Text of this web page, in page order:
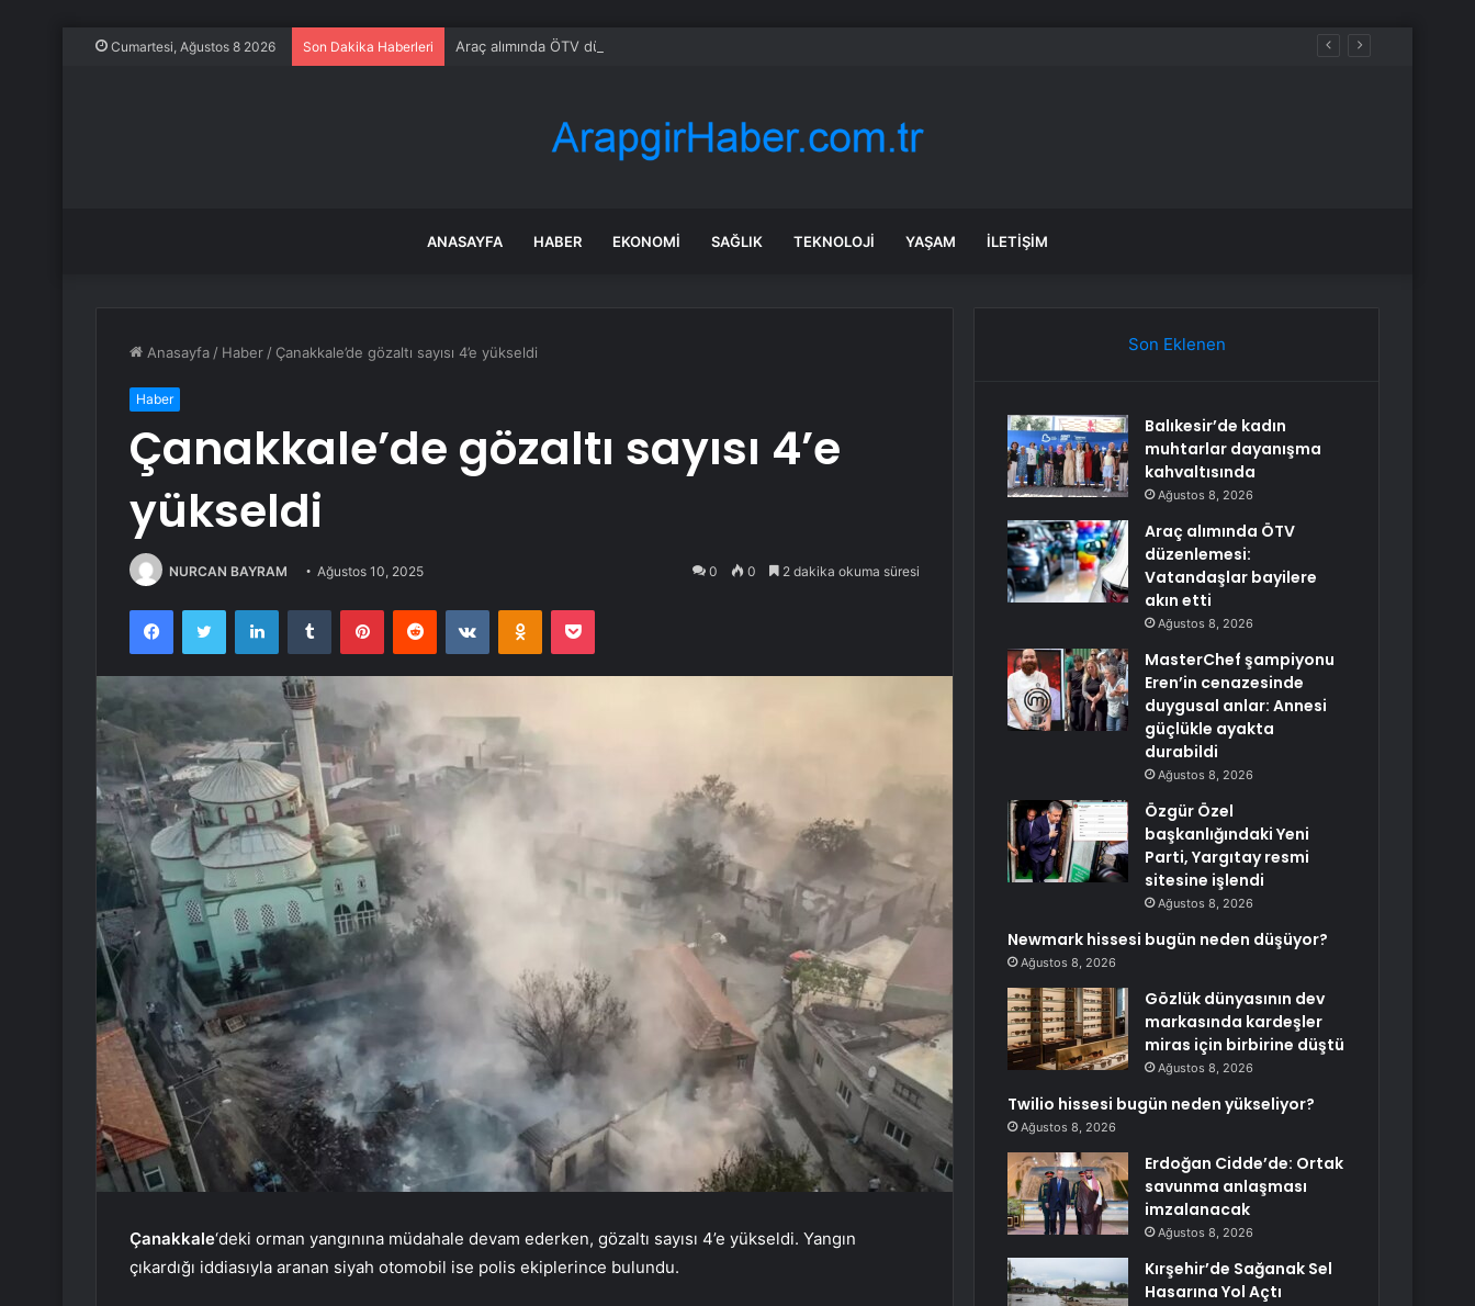
Cumartesi, Ağustos 8 2026 Son Dakika Haberleri Araç alımında ÖTV düzenlemesi: Vatandaşlar bayilere akın etti
ANASAYFA HABER EKONOMI SAĞLIK TEKNOLOJI YAŞAM İLETIŞIM
Anasayfa / Haber / Çanakkale’de gözaltı sayısı 4’e yükseldi
Haber
Çanakkale’de gözaltı sayısı 4’e
yükseldi
NURCAN BAYRAM Ağustos 10, 2025 0 0 2 dakika okuma süresi
FacebookTwitter LinkedInTumblr PinterestReddit VKontakteOdnoklassniki
Pocket
Çanakkale‘deki orman yangınına müdahale devam ederken, gözaltı sayısı 4’e yükseldi. Yangın
çıkardığı iddiasıyla aranan siyah otomobil ise polis ekiplerince bulundu.
Son Eklenen
Balıkesir’de kadın
muhtarlar dayanışma
kahvaltısında
Ağustos 8, 2026
Araç alımında ÖTV
düzenlemesi:
Vatandaşlar bayilere
akın etti
Ağustos 8, 2026
MasterChef şampiyonu
Eren’in cenazesinde
duygusal anlar: Annesi
güçlükle ayakta
durabildi
Ağustos 8, 2026
Özgür Özel
başkanlığındaki Yeni
Parti, Yargıtay resmi
sitesine işlendi
Ağustos 8, 2026
Newmark hissesi bugün neden düşüyor?
Ağustos 8, 2026
Gözlük dünyasının dev
markasında kardeşler
miras için birbirine düştü
Ağustos 8, 2026
Twilio hissesi bugün neden yükseliyor?
Ağustos 8, 2026
Erdoğan Cidde’de: Ortak
savunma anlaşması
imzalanacak
Ağustos 8, 2026
Kırşehir’de Sağanak Sel
Hasarına Yol Açtı